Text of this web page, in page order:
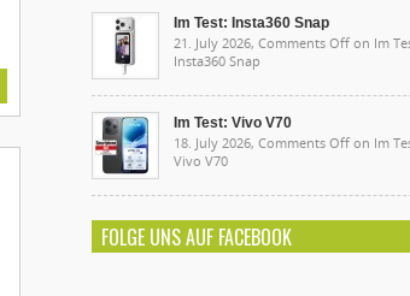
Im Test: Insta360 Snap
21. July 2026, Comments Off on Im
Insta360 Snap
Im Test: Vivo V70
18. July 2026, Comments Off on Im
Vivo V70
FOLGE UNS AUF FACEBOOK